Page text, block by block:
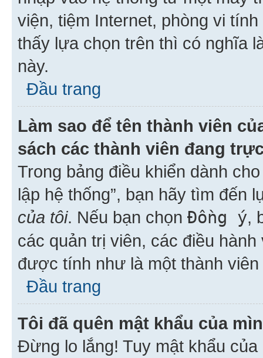
viện, tiệm Internet, phòng vi
thấy lựa chọn trên thì có nghĩa
này.
Đầu trang
Làm sao để tên thành viên
sách các thành viên đang
Trong bảng điều khiển dành
lập hệ thống”, bạn hãy tìm đến
của tôi. Nếu bạn chọn Đồng ý,
các quản trị viên, các điều
được tính như là một thành viên
Đầu trang
Tôi đã quên mật khẩu của
Đừng lo lắng! Tuy mật khẩu